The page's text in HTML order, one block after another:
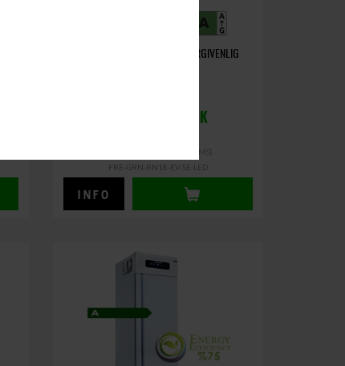
1400 LITER KØLESKAB - ENERGIVENLIG
DKK
FRE-GRN-BN18-EV-SE-LED